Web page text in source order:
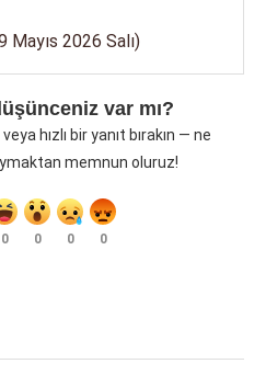
Mayıs 2026 Salı)
var mı?
hızlı bir yanıt bırakın — ne
memnun oluruz!
0 0 0 0